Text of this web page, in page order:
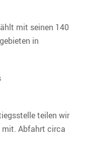
mit seinen 140
in
teilen wir
mit. Abfahrt circa